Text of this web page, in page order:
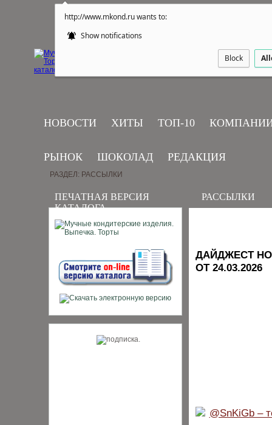
http://www.mkond.ru wants to:
Show notifications
Block
НОВОСТИ ХИТЫ ТОП-10
РЫНОК ШОКОЛАД РЕДАКЦИЯ
ПЕЧАТНАЯ ВЕРСИЯ
КАТАЛОГА
РАЗДЕЛ: РАССЫЛКИ
РАССЫЛКИ
ДАЙДЖЕСТ
ОТ 24.03.2026